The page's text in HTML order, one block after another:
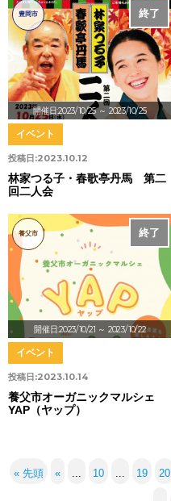
開催日:2023/10/25～ 2023/10/25
終了
豊岡市
投稿日:2023.10.12
イベント
林家つる子・春歌亭丹馬 第二
回二人会
開催日:2023/10/21 ～ 2023/10/22
終了
養父市
投稿日:2023.10.14
イベント
養父市オーガニックマルシェ
YAP（ヤップ）
« 先頭 « 10 19 20